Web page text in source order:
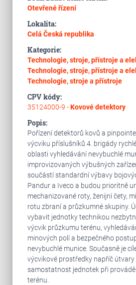
Otevřené řízení
Lokalita:
Celá Česká republika
Kategorie:
Technologie, stroje, přístroje a
Technologie, stroje, přístroje a
Technologie, stroje a přístroje
CPV kódy:
35124000-9 -Kovové detektory
Popis:
Pořízení detektorů kovů a
výcviku příslušníků 4. brigády
oblasti vyhledávání nevybuchlé
improvizovaných výbušných
součástí standardní výbavy
Pandur a Iveco a budou prioritně
mechanizované roty, ženijní čety,
rotu zbraní a průzkumné skupiny.
vybavit jednotky technikou
výcvik průzkumu terénu,
minových polí a bezpečného
nevybuchlé munice. Současně je
výcvikové prostředky napříč
samostatnost jednotek při
terénu.